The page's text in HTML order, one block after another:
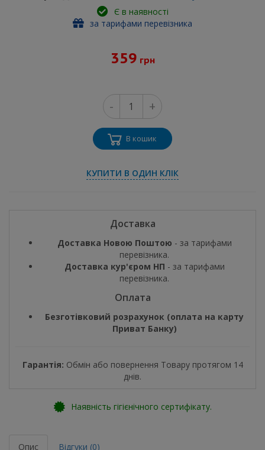
Є в наявності
за тарифами перевізника
359 грн
- +
В кошик
КУПИТИ В ОДИН КЛІК
Доставка
Доставка Новою Поштою - за тарифами
перевізника.
Доставка кур'єром НП - за тарифами
перевізника.
Оплата
Безготівковий розрахунок (оплата на карту
Приват Банку)
Гарантія: Обмін або повернення Товару протягом 14
днів.
Наявність гігієнічного сертифікату.
Опис Відгуки (0)